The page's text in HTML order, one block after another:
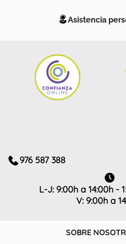
Asistencia
976 587 388
L-J: 9:00h a 14:00h -
V: 9:00h a
SOBRE